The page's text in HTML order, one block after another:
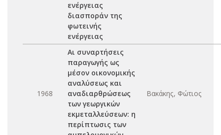
ενέργειας
διασποράν της
φωτεινής
ενέργειας
1968
Αι συναρτήσεις
παραγωγής ως
μέσον οικονομικής
αναλύσεως και
αναδιαρθρώσεως
των γεωργικών
εκμεταλλεύσεων: η
περίπτωσις των
Βακάκης, Φώτιος